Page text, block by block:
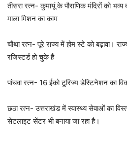
तीसरा रत्न- कुमायूं के पौराणिक मंदिरों को
माला मिशन का काम
चौथा रत्न- पूरे राज्य में होम स्टे को बढ़ावा।
रजिस्टर्ड हो चुके हैं
पांचवा रत्न- 16 ईको टूरिज्म डेस्टिनेशन का
छठा रत्न- उत्तराखंड में स्वास्थ्य सेवाओं का
सेटलाइट सेंटर भी बनाया जा रहा है।